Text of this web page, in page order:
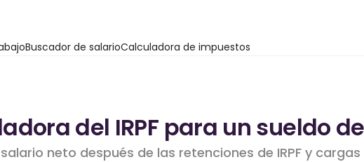
Buscador de salarioCalculadora de impuestos
del IRPF para un sueldo
neto después de las retenciones de IRPF y